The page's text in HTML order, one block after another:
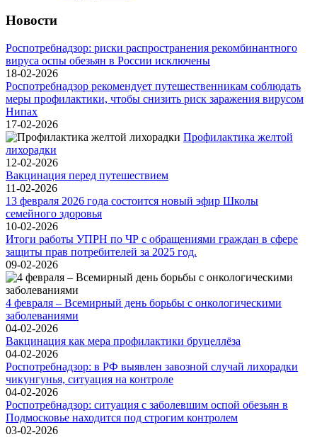
Новости
Роспотребнадзор: риски распространения рекомбинантного
вируса оспы обезьян в России исключены
18-02-2026
Роспотребнадзор рекомендует путешественникам соблюдать
меры профилактики, чтобы снизить риск заражения вирусом
Нипах
17-02-2026
Профилактика желтой
лихорадки
12-02-2026
Вакцинация перед путешествием
11-02-2026
13 февраля 2026 года состоится новый эфир Школы
семейного здоровья
10-02-2026
Итоги работы УПРН по ЧР с обращениями граждан в сфере
защиты прав потребителей за 2025 год.
09-02-2026
4 февраля – Всемирный день борьбы с онкологическими
заболеваниями
04-02-2026
Вакцинация как мера профилактики бруцеллёза
04-02-2026
Роспотребнадзор: в РФ выявлен завозной случай лихорадки
чикунгунья, ситуация на контроле
04-02-2026
Роспотребнадзор: ситуация с заболевшим оспой обезьян в
Подмосковье находится под строгим контролем
03-02-2026